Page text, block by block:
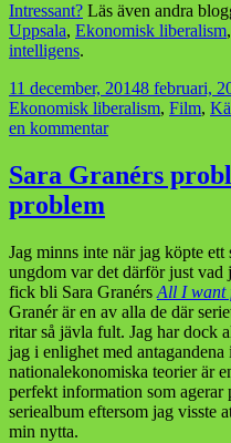
Intressant? Läs även andra
Uppsala, Ekonomisk liberalism,
intelligens.
Postat
11 december, 20148 februari,
Ekonomisk liberalism, Film,
en kommentartill
Filmstudio
hösten
Sara Granérs
problem
Jag minns inte när jag köpte
ungdom var det därför just vad
fick bli Sara Granérs All I want
Granér är en av alla de där
ritar så jävla fult. Jag har dock
jag i enlighet med
nationalekonomiska teorier är
perfekt information som agerar
seriealbum eftersom jag visste
min nytta.